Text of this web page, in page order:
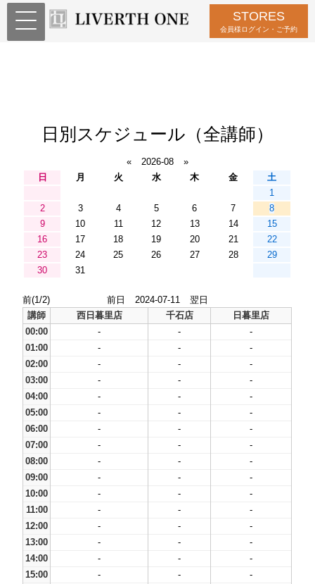
STORES
会員様ログイン・ご予約
日別スケジュール（全講師）
« 2026-08
»
日
月 火 水 木 金
土
1
2
3 4 5 6 7
8
9
10 11 12 13 14
15
16
17 18 19 20 21
22
23
24 25 26 27 28
29
30
31
前(1/2) 前日 2024-07-11
翌日
講師
西日暮里店 千石店
日暮里店
00:00
- -
-
01:00
- -
-
02:00
- -
-
03:00
- -
-
04:00
- -
-
05:00
- -
-
06:00
- -
-
07:00
- -
-
08:00
- -
-
09:00
- -
-
10:00
- -
-
11:00
- -
-
12:00
- -
-
13:00
- -
-
14:00
- -
-
15:00
- -
-